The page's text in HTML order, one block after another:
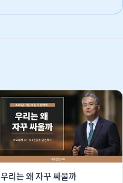
우리는 왜 자꾸 싸울까